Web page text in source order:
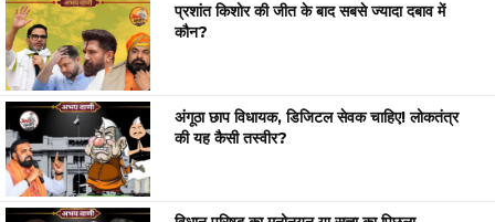
प्रशांत किशोर की जीत के बाद सबसे ज्यादा दबाव में
कौन?
अंगूठा छाप विधायक, डिजिटल सेवक चाहिए! लोकतंत्र
की यह कैसी तस्वीर?